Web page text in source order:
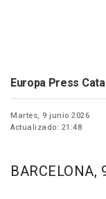
Europa Press
Martes, 9 junio 2026
Actualizado: 21:48
BARCELONA,